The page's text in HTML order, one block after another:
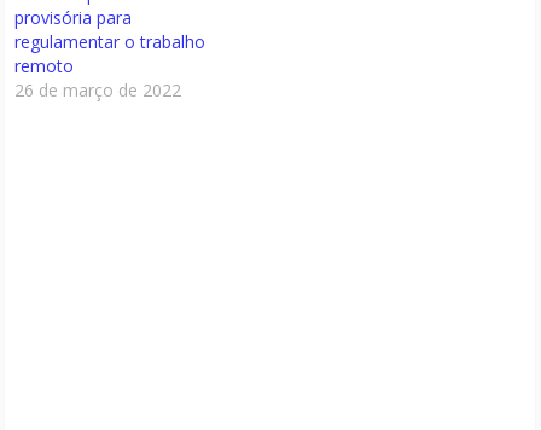
provisória para
regulamentar o trabalho
remoto
26 de março de 2022